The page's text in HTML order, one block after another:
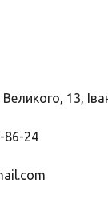
13,
86-24